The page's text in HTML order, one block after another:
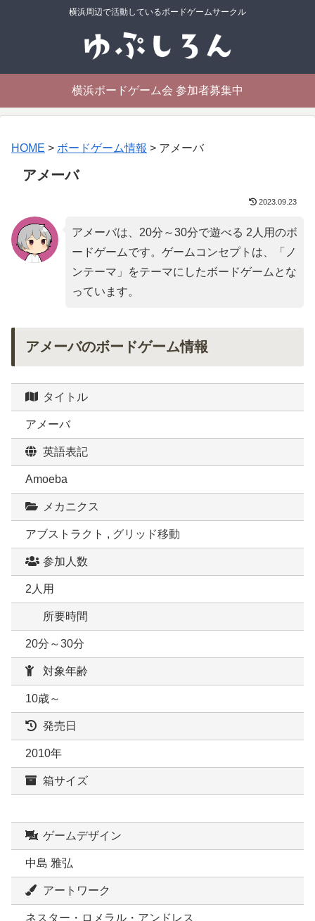
横浜周辺で活動しているボードゲームサークル
横浜ボードゲーム会 参加者募集中
HOME > ボードゲーム情報 > アメーバ
アメーバ
2023.09.23
アメーバは、20分～30分で遊べる 2人用のボ
ードゲームです。ゲームコンセプトは、「 ノ
ンテーマ 」をテーマにしたボードゲームとな
っています。
アメーバのボードゲーム情報
タイトル
アメーバ
英語表記
Amoeba
メカニクス
アブストラクト , グリッド移動
参加人数
2人用
所要時間
20分～30分
対象年齢
10歳～
発売日
2010年
箱サイズ
ゲームデザイン
中島 雅弘
アートワーク
ネスター・ロメラル・アンドレス